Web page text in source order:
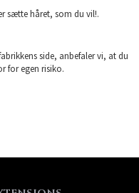
sætte håret, som du vil!.
side, anbefaler vi, at du
for egen risiko.